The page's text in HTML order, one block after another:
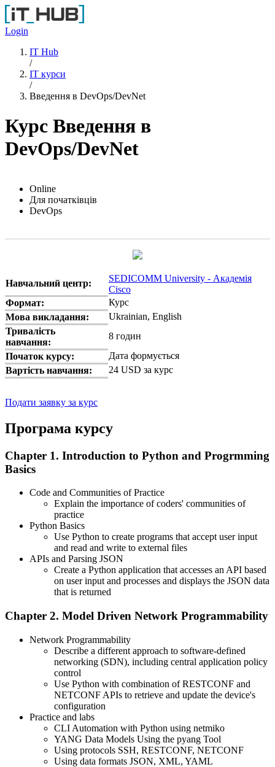
Перейти до основного вмісту
Login
IT Hub
/
IT курси
/
Введення в DevOps/DevNet
Курс Введення в
DevOps/DevNet
Online
Для початківців
DevOps
Навчальний центр:
SEDICOMM University - Академія
Cisco
Формат:
Курс
Мова викладання:
Ukrainian, English
Тривалість
навчання:
8 годин
Початок курсу:
Дата формується
Вартість навчання:
24 USD за курс
Подати заявку за курс
Програма курсу
Chapter 1. Introduction to Python and Progrmming
Basics
Code and Communities of Practice
Explain the importance of coders' communities of
practice
Python Basics
Use Python to create programs that accept user input
and read and write to external files
APIs and Parsing JSON
Create a Python application that accesses an API based
on user input and processes and displays the JSON data
that is returned
Chapter 2. Model Driven Network Programmability
Network Programmability
Describe a different approach to software-defined
networking (SDN), including central application policy
control
Use Python with combination of RESTCONF and
NETCONF APIs to retrieve and update the device's
configuration
Practice and labs
CLI Automation with Python using netmiko
YANG Data Models Using the pyang Tool
Using protocols SSH, RESTCONF, NETCONF
Using data formats JSON, XML, YAML